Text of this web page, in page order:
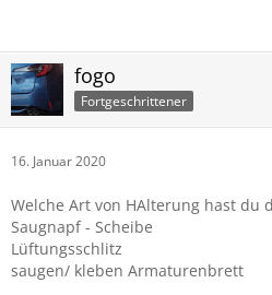
fogo
Fortgeschrittener
16. Januar 2020
Welche Art von HAlterung hast du
Saugnapf - Scheibe
Lüftungsschlitz
saugen/ kleben Armaturenbrett